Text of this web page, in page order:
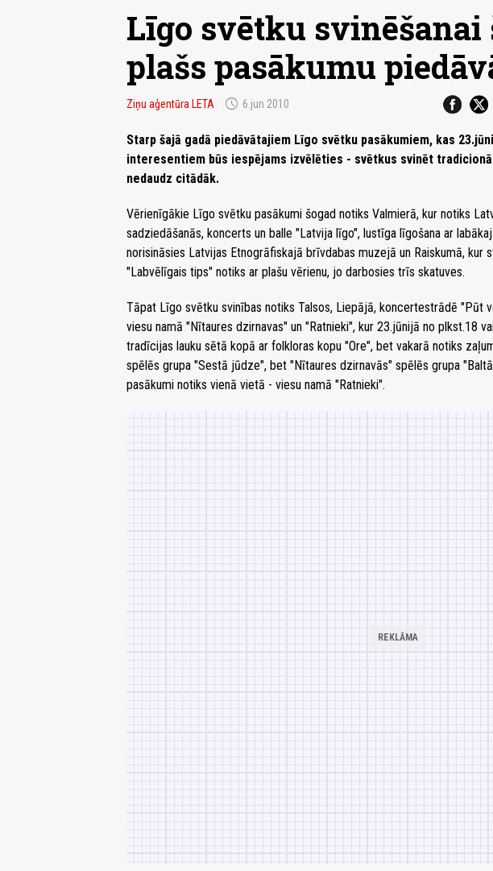
Līgo svētku svinēšanai
plašs pasākumu
Ziņu aģentūra LETA schedule 6.jun 2010
Starp šajā gadā piedāvātajiem Līgo svētku pasākumiem, kas
interesentiem būs iespējams izvēlēties - svētkus svinēt
nedaudz citādāk.
Vērienīgākie Līgo svētku pasākumi šogad notiks Valmierā, kur notiks
sadziedāšanās, koncerts un balle "Latvija līgo", lustīga līgošana ar
norisināsies Latvijas Etnogrāfiskajā brīvdabas muzejā un Raiskumā, kur
"Labvēlīgais tips" notiks ar plašu vērienu, jo darbosies trīs skatuves.
Tāpat Līgo svētku svinības notiks Talsos, Liepājā, koncertestrādē "Pūt
viesu namā "Nītaures dzirnavas" un "Ratnieki", kur 23.jūnijā no plkst.18
tradīcijas lauku sētā kopā ar folkloras kopu "Ore", bet vakarā notiks
spēlēs grupa "Sestā jūdze", bet "Nītaures dzirnavās" spēlēs grupa
pasākumi notiks vienā vietā - viesu namā "Ratnieki".